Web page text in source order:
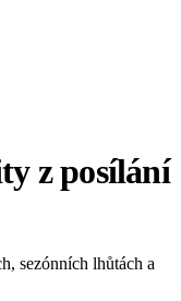
z posílání
sezónních lhůtách a